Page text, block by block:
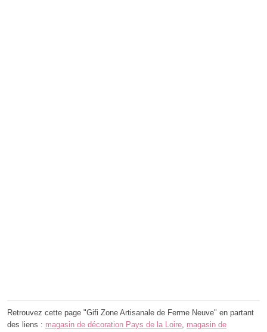
Retrouvez cette page "Gifi Zone Artisanale de Ferme Neuve" en partant
des liens : magasin de décoration Pays de la Loire magasin de